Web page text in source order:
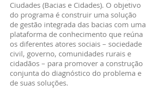
Ciudades (Bacias e Cidades). O objetivo
do programa é construir uma solução
de gestão integrada das bacias com uma
plataforma de conhecimento que reúna
os diferentes atores sociais – sociedade
civil, governo, comunidades rurais e
cidadãos – para promover a construção
conjunta do diagnóstico do problema e
de suas soluções.